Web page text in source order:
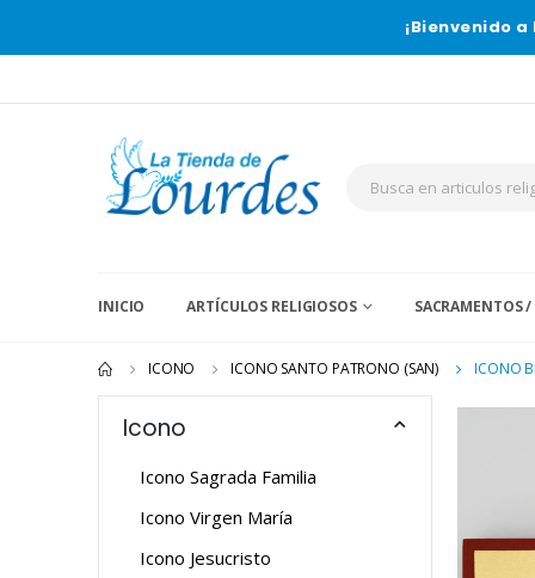
¡Bienvenido
INICIO ARTÍCULOS RELIGIOSOS SACRAMENTOS
ICONO ICONO SANTO PATRONO (SAN) ICONO
Icono
Icono Sagrada Familia
Icono Virgen María
Icono Jesucristo